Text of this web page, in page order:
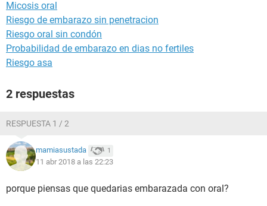
Micosis oral
Riesgo de embarazo sin penetracion
Riesgo oral sin condón
Probabilidad de embarazo en dias no fertiles
Riesgo asa
2 respuestas
RESPUESTA 1 / 2
mamiasustada 1
11 abr 2018 a las 22:23
porque piensas que quedarias embarazada con oral?